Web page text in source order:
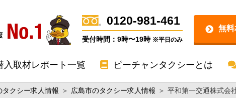
0120-981-461
受付時間：9時〜19時※平日のみ
無
入取材レポート一覧 ピーチャンタクシーとは
クシー求人情報 ＞ 広島市のタクシー求人情報 ＞ 平和第一交通株式会